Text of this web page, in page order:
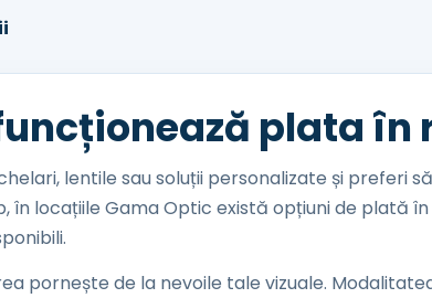
plata în
lentile sau soluții personalizate și preferi
în locațiile Gama Optic există opțiuni de plată
pornește de la nevoile tale vizuale.